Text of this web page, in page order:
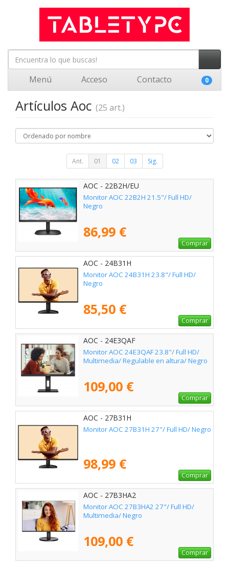
Menú Acceso Contacto 0
Artículos Aoc (25 art.)
Ant. 01 02 03 Sig.
AOC - 22B2H/EU
Monitor AOC 22B2H 21.5"/ Full HD/
Negro
86,99 €
Comprar
AOC - 24B31H
Monitor AOC 24B31H 23.8"/ Full HD/
Negro
85,50 €
Comprar
AOC - 24E3QAF
Monitor AOC 24E3QAF 23.8"/ Full HD/
Multimedia/ Regulable en altura/ Negro
109,00 €
Comprar
AOC - 27B31H
Monitor AOC 27B31H 27"/ Full HD/ Negro
98,99 €
Comprar
AOC - 27B3HA2
Monitor AOC 27B3HA2 27"/ Full HD/
Multimedia/ Negro
109,00 €
Comprar